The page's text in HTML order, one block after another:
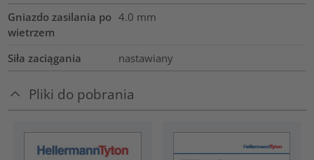
Gniazdo zasilania po
wietrzem
4.0 mm
Siła zaciągania nastawiany
Pliki do pobrania